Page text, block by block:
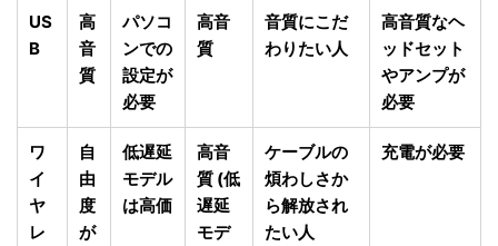
US
B
高
音
質
パソコ
ンでの
設定が
必要
高音
質
音質にこだ
わりたい人
高音質なヘ
ッドセット
やアンプが
必要
ワ
イ
ヤ
レ
自
由
度
が
低遅延
モデル
は高価
高音
質 (低
遅延
モデ
ケーブルの
煩わしさか
ら解放され
たい人
充電が必要